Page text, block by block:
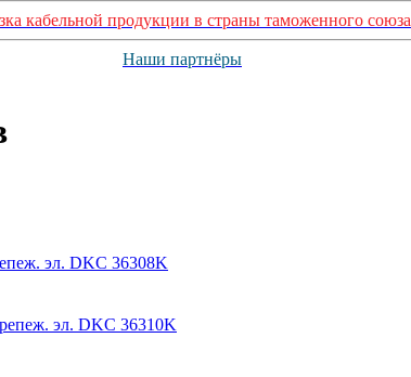
кабельной продукции в страны таможенного союза
Наши партнёры
эл. DKC 36308K
эл. DKC 36310K